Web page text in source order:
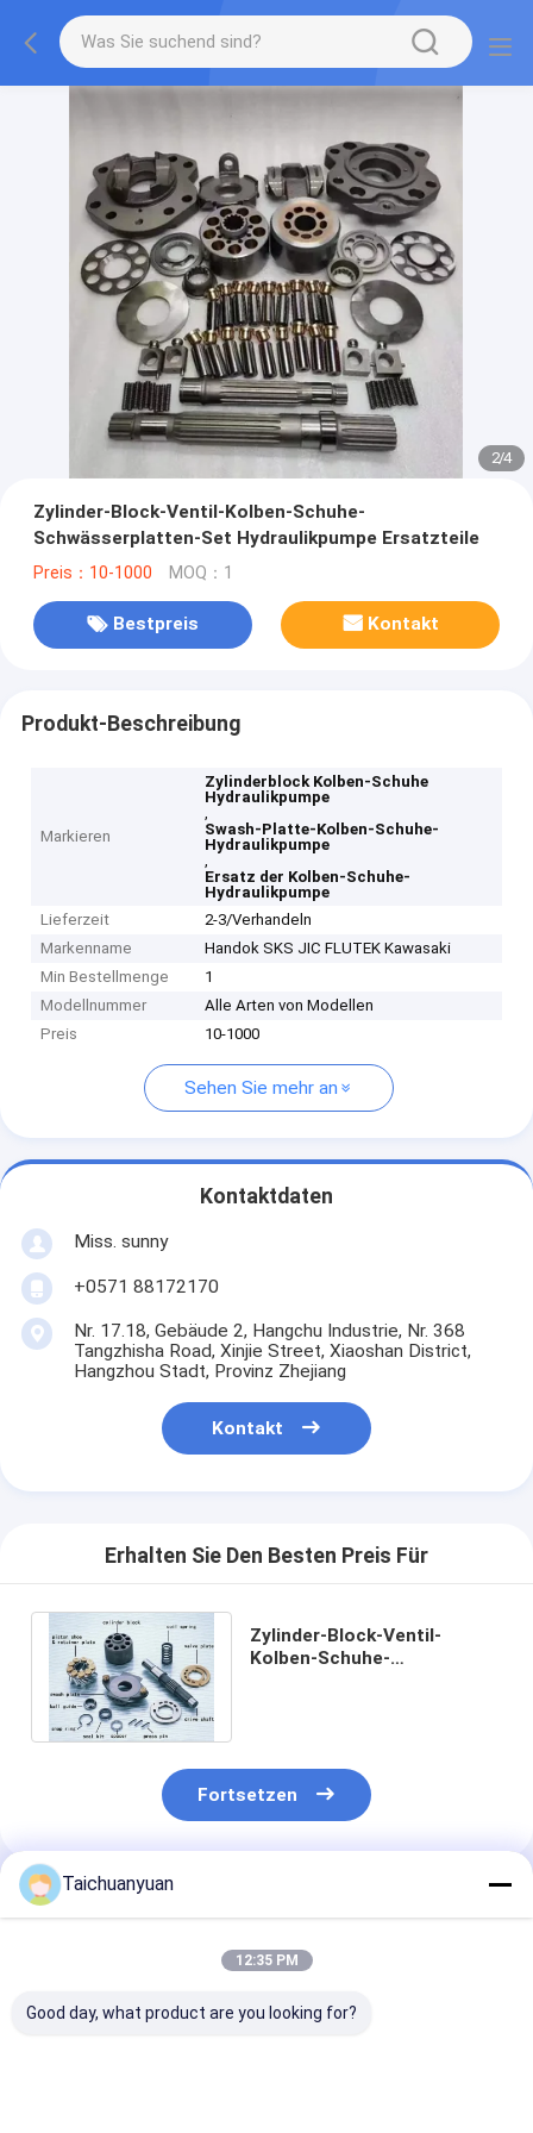
2/4
Zylinder-Block-Ventil-Kolben-Schuhe-
Schwässerplatten-Set Hydraulikpumpe Ersatzteile
Preis：10-1000 MOQ：1
Bestpreis Kontakt
Produkt-Beschreibung
Markieren
Zylinderblock Kolben-Schuhe
Hydraulikpumpe
,
Swash-Platte-Kolben-Schuhe-
Hydraulikpumpe
,
Ersatz der Kolben-Schuhe-
Hydraulikpumpe
Lieferzeit
2-3/Verhandeln
Markenname
Handok SKS JIC FLUTEK Kawasaki
Min Bestellmenge
1
Modellnummer
Alle Arten von Modellen
Preis
10-1000
Sehen Sie mehr an
Kontaktdaten
Miss. sunny
+0571 88172170
Nr. 17.18, Gebäude 2, Hangchu Industrie, Nr. 368
Tangzhisha Road, Xinjie Street, Xiaoshan District,
Hangzhou Stadt, Provinz Zhejiang
Kontakt
Erhalten Sie Den Besten Preis Für
Zylinder-Block-Ventil-
Kolben-Schuhe-
Fortsetzen
Empfohlene Produkte
Taichuanyuan
12:35 PM
Good day, what product are you looking for?